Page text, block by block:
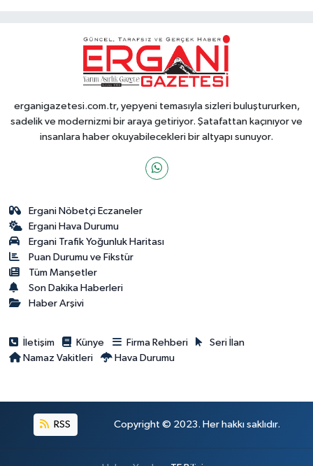
erganigazetesi.com.tr, yepyeni temasıyla sizleri buluştururken,
sadelik ve modernizmi bir araya getiriyor. Şatafattan kaçınıyor ve
insanlara haber okuyabilecekleri bir altyapı sunuyor.
Ergani Nöbetçi Eczaneler
Ergani Hava Durumu
Ergani Trafik Yoğunluk Haritası
Puan Durumu ve Fikstür
Tüm Manşetler
Son Dakika Haberleri
Haber Arşivi
İletişim Künye Firma Rehberi
Seri İlan
Namaz Vakitleri
Hava Durumu
RSS Copyright © 2023. Her hakkı saklıdır.